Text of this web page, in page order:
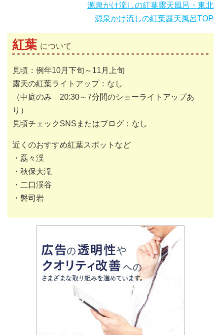
源泉かけ流しの紅葉露天風呂・東北
源泉かけ流しの紅葉露天風呂TOP
紅葉 について
見頃：例年10月下旬～11月上旬
露天の紅葉ライトアップ：なし
（中庭のみ 20:30～7分間のショーライトアップあ
り）
見頃チェックSNSまたはブログ：なし
近くのおすすめ紅葉スポットなど
・磊々渓
・秋保大滝
・二口渓谷
・磐司岩